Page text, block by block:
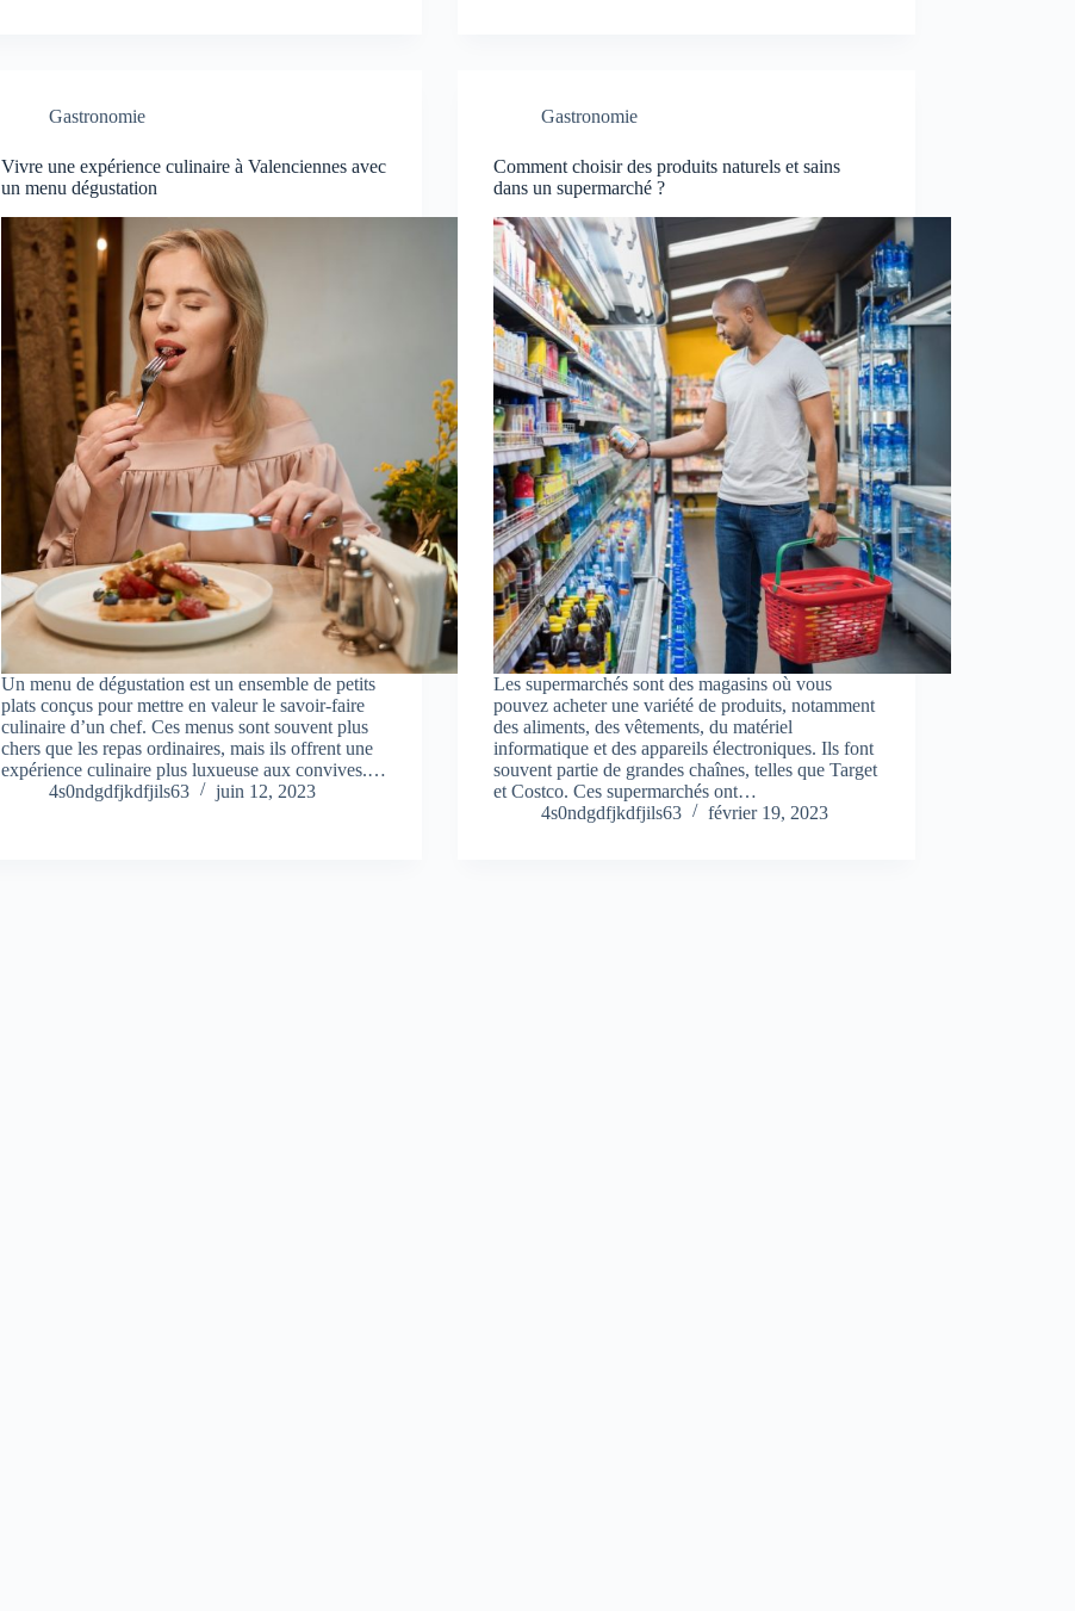
Gastronomie
Vivre une expérience culinaire à Valenciennes avec
un menu dégustation
Un menu de dégustation est un ensemble de petits
plats conçus pour mettre en valeur le savoir-faire
culinaire d’un chef. Ces menus sont souvent plus
chers que les repas ordinaires, mais ils offrent une
expérience culinaire plus luxueuse aux convives.…
4s0ndgdfjkdfjils63
juin 12, 2023
Gastronomie
Comment choisir des produits naturels et sains
dans un supermarché ?
Les supermarchés sont des magasins où vous
pouvez acheter une variété de produits, notamment
des aliments, des vêtements, du matériel
informatique et des appareils électroniques. Ils font
souvent partie de grandes chaînes, telles que Target
et Costco. Ces supermarchés ont…
4s0ndgdfjkdfjils63
février 19, 2023